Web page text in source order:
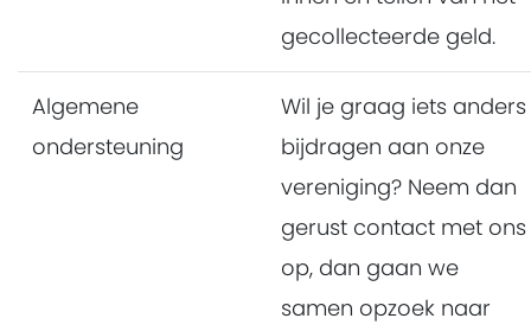
gecollecteerde geld.
Algemene
ondersteuning
Wil je graag iets anders
bijdragen aan onze
vereniging? Neem dan
gerust contact met ons
op, dan gaan we
samen opzoek naar